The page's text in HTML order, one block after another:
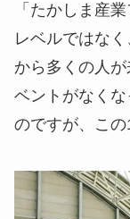
「たかしま産
レベルではな
から多くの人
ベントがなく
のですが、この